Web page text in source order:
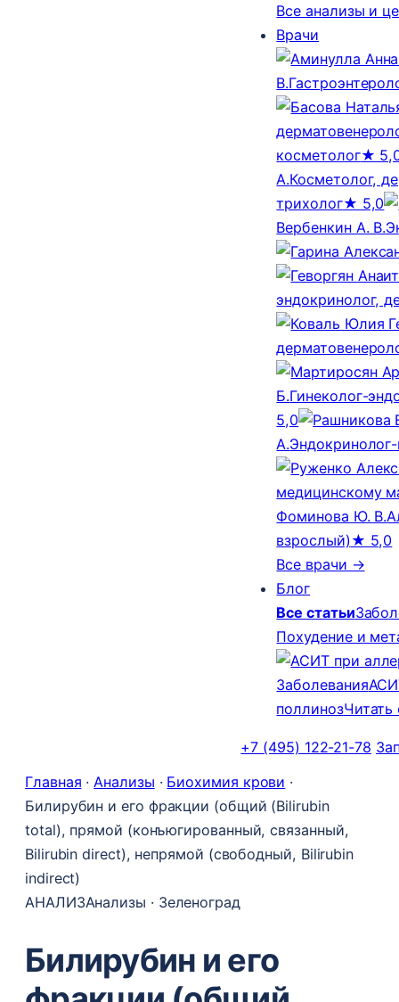
Все анализы и
Врачи
В.
косметолог★
А.Косметолог,
трихолог★ 5,0
Вербенкин А. В.
эндокринолог,
Б.Гинеколог-
5,0
А.
медицинскому
Фоминова Ю. В.
взрослый) ★ 5,0
Все врачи →
Блог
Все статьи
Похудение и
Заболевания
поллиноз
+7 (495) 122-21-78
Главная ·Анализы · Биохимия крови ·
Билирубин и его фракции (общий (Bilirubin
total), прямой (конъюгированный, связанный,
Bilirubin direct), непрямой (свободный, Bilirubin
indirect)
АНАЛИЗАнализы · Зеленоград
Билирубин и его